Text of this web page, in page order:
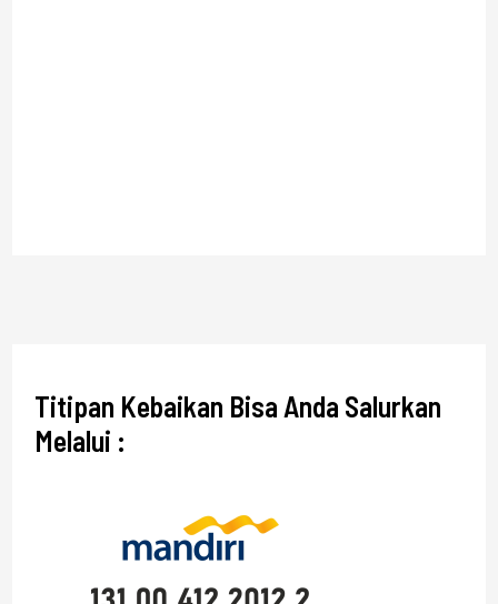
Titipan Kebaikan Bisa Anda Salurkan
Melalui :